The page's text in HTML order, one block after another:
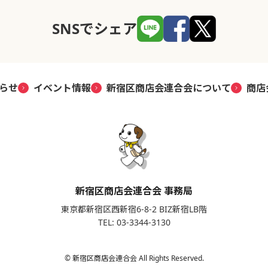
SNSでシェア
せ イベント情報 新宿区商店会連合会について 商
新宿区商店会連合会 事務局
東京都新宿区西新宿6-8-2 BIZ新宿LB階
TEL: 03-3344-3130
© 新宿区商店会連合会 All Rights Reserved.